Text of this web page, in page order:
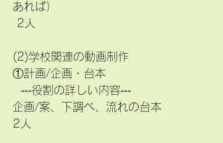
あれば）
2人
(2)学校関連の動画制作
①計画/企画・台本
  ‐‐‐役割の詳しい内容‐‐‐
企画/案、下調べ、流れの台本
2人